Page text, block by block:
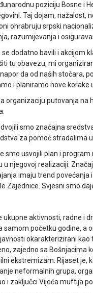
poziciju Bosne i
Taj dojam, nažalost,
ohrabruju srpski
razumijevanja i
dodatno bavili i akcijom
tu obavezu, mi
da od naših stočara,
i planiramo nove korake
organizaciju putovanja na
smo značajna
za pomoć stradalima u
smo usvojili plan i
u njegovoj realizaciji.
imaju trend
Zajednice. Svjesni smo
ukupne aktivnosti, radne i
samom početku godine, a
okarakterizirani
zajedno sa Bošnjacima
ekstremizam. Rijaset je,
neformalnih grupa,
i zaključci Vijeća muftija